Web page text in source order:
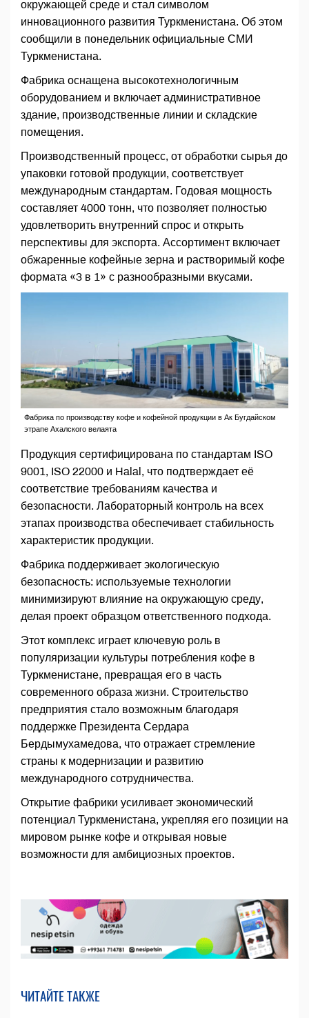
окружающей среде и стал символом
инновационного развития Туркменистана. Об этом
сообщили в понедельник официальные СМИ
Туркменистана.
Фабрика оснащена высокотехнологичным
оборудованием и включает административное
здание, производственные линии и складские
помещения.
Производственный процесс, от обработки сырья до
упаковки готовой продукции, соответствует
международным стандартам. Годовая мощность
составляет 4000 тонн, что позволяет полностью
удовлетворить внутренний спрос и открыть
перспективы для экспорта. Ассортимент включает
обжаренные кофейные зерна и растворимый кофе
формата «3 в 1» с разнообразными вкусами.
Фабрика по производству кофе и кофейной продукции в Ак Бугдайском
этрапе Ахалского велаята
Продукция сертифицирована по стандартам ISO
9001, ISO 22000 и Halal, что подтверждает её
соответствие требованиям качества и
безопасности. Лабораторный контроль на всех
этапах производства обеспечивает стабильность
характеристик продукции.
Фабрика поддерживает экологическую
безопасность: используемые технологии
минимизируют влияние на окружающую среду,
делая проект образцом ответственного подхода.
Этот комплекс играет ключевую роль в
популяризации культуры потребления кофе в
Туркменистане, превращая его в часть
современного образа жизни. Строительство
предприятия стало возможным благодаря
поддержке Президента Сердара
Бердымухамедова, что отражает стремление
страны к модернизации и развитию
международного сотрудничества.
Открытие фабрики усиливает экономический
потенциал Туркменистана, укрепляя его позиции на
мировом рынке кофе и открывая новые
возможности для амбициозных проектов.
ЧИТАЙТЕ ТАКЖЕ